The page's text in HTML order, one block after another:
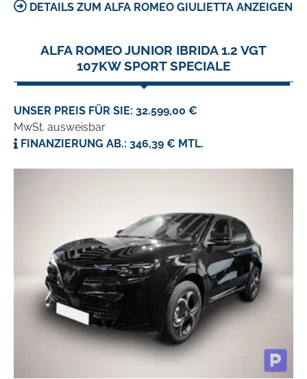
DETAILS ZUM ALFA ROMEO GIULIETTA ANZEIGEN
ALFA ROMEO JUNIOR IBRIDA 1.2 VGT
107KW SPORT SPECIALE
UNSER PREIS FÜR SIE: 32.599,00 €
MwSt. ausweisbar
FINANZIERUNG AB.: 346,39 € MTL.